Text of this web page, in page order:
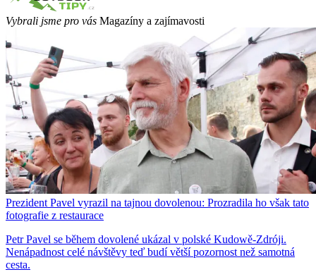
Vybrali jsme pro vás Magazíny a zajímavosti
Prezident Pavel vyrazil na tajnou dovolenou: Prozradila ho však tato
fotografie z restaurace
Petr Pavel se během dovolené ukázal v polské Kudowě-Zdróji.
Nenápadnost celé návštěvy teď budí větší pozornost než samotná
cesta.